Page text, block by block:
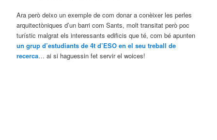
Ara però deixo un exemple de com donar a conèixer les perles
arquitectòniques d’un barri com Sants, molt transitat però poc
turístic malgrat els interessants edificis que té, com bé apunten
un grup d’estudiants de 4t d’ESO en el seu treball de
recerca… ai si haguessin fet servir el woices!